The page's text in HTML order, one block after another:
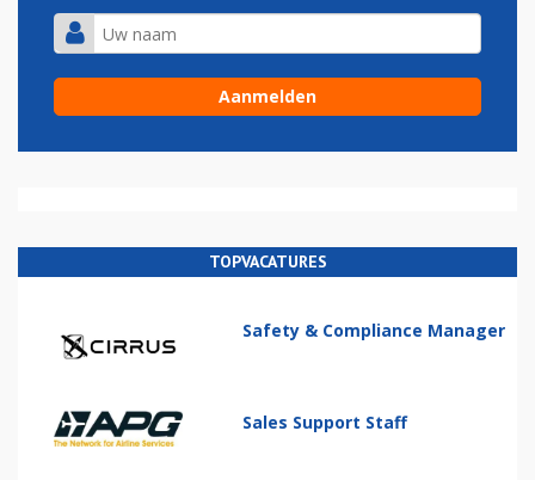
TOPVACATURES
Safety & Compliance Manager
Sales Support Staff